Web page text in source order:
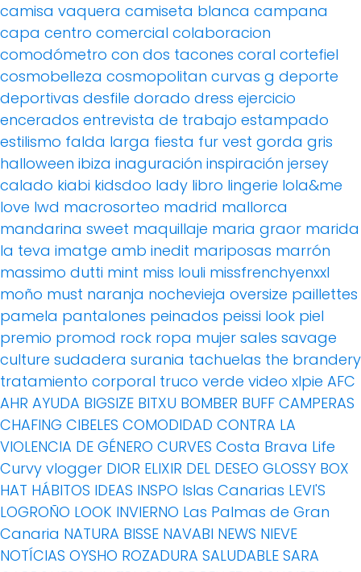
camisa vaquera camiseta blanca campana
capa centro comercial colaboracion
comodómetro con dos tacones coral cortefiel
cosmobelleza cosmopolitan curvas g deporte
deportivas desfile dorado dress ejercicio
encerados entrevista de trabajo estampado
estilismo falda larga fiesta fur vest gorda gris
halloween ibiza inaguración inspiración jersey
calado kiabi kidsdoo lady libro lingerie lola&me
love lwd macrosorteo madrid mallorca
mandarina sweet maquillaje maria graor marida
la teva imatge amb inedit mariposas marrón
massimo dutti mint miss louli missfrenchyenxxl
moño must naranja nochevieja oversize paillettes
pamela pantalones peinados peissi look piel
premio promod rock ropa mujer sales savage
culture sudadera surania tachuelas the brandery
tratamiento corporal truco verde video xlpie AFC
AHR AYUDA BIGSIZE BITXU BOMBER BUFF CAMPERAS
CHAFING CIBELES COMODIDAD CONTRA LA
VIOLENCIA DE GÉNERO CURVES Costa Brava Life
Curvy vlogger DIOR ELIXIR DEL DESEO GLOSSY BOX
HAT HÁBITOS IDEAS INSPO Islas Canarias LEVI'S
LOGROÑO LOOK INVIERNO Las Palmas de Gran
Canaria NATURA BISSE NAVABI NEWS NIEVE
NOTÍCIAS OYSHO ROZADURA SALUDABLE SARA